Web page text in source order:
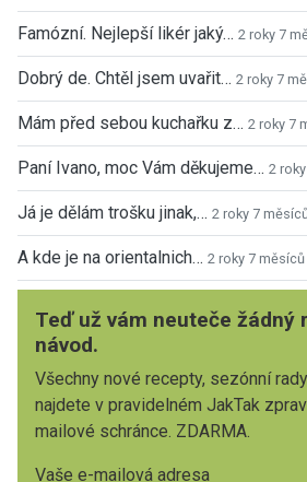
Famózní. Nejlepší likér jaký… 2 roky 7
Dobrý de. Chtěl jsem uvařit… 2 roky 7
Mám před sebou kuchařku z… 2 roky 7
Paní Ivano, moc Vám děkujeme… 2
Já je dělám trošku jinak,… 2 roky 7
A kde je na orientalnich… 2 roky 7
Teď už vám neuteče žádný
návod.
Všechny nové recepty, sezónní
najdete v pravidelném JakTak
mailové schránce. ZDARMA.
Vaše e-mailová adresa